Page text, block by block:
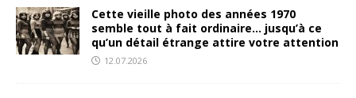
Cette vieille photo des années 1970
semble tout à fait ordinaire… jusqu’à ce
qu’un détail étrange attire votre attention
12.07.2026